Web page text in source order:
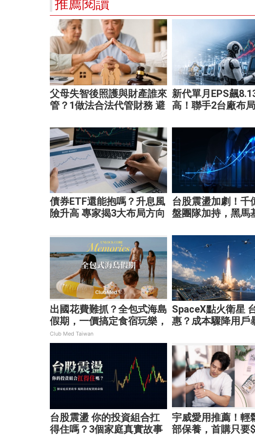
推薦閱讀
父母失智後照護與財產誰來
管？1做法合法代管財務 避
新代單月EPS飆
高！聯手2台廠布
債券ETF還能抱嗎？升息風
險升高 專家揭3大布局方向
台股震盪加劇！千
盤團隊加持，黑馬
出國花費難抓？全包式海島
假期，一價搞定食宿玩樂，
省錢更省心！
Club Med Taiwan
SpaceX點火衛星
惠？成本驟降用戶
台股震盪 你的投資組合扛
得住嗎？3個家庭真實故事
宇威愛用推薦！輕
部保養，首購只要